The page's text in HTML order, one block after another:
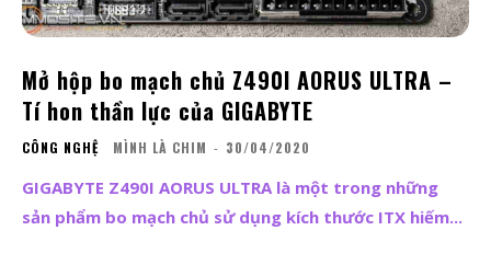
Mở hộp bo mạch chủ Z490I AORUS ULTRA –
Tí hon thần lực của GIGABYTE
CÔNG NGHỆ MÌNH LÀ CHIM - 30/04/2020
GIGABYTE Z490I AORUS ULTRA là một trong những
sản phẩm bo mạch chủ sử dụng kích thước ITX hiếm...